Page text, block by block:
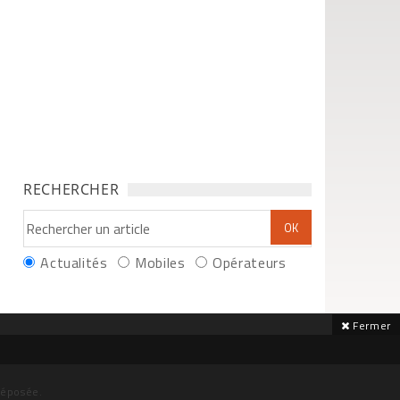
RECHERCHER
Actualités Mobiles Opérateurs
Fermer